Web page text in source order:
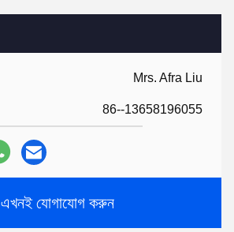
Mrs. Afra Liu
86--13658196055
এখনই যোগাযোগ করুন